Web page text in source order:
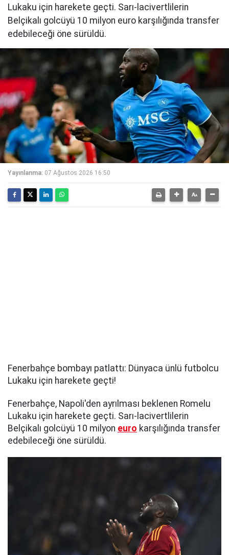
Lukaku için harekete geçti. Sarı-lacivertlilerin
Belçikalı golcüyü 10 milyon euro karşılığında transfer
edebileceği öne sürüldü.
Yayınlanma: 07 Ağustos 2026 16:50
Fenerbahçe bombayı patlattı: Dünyaca ünlü futbolcu
Lukaku için harekete geçti!
Fenerbahçe, Napoli'den ayrılması beklenen Romelu
Lukaku için harekete geçti. Sarı-lacivertlilerin
Belçikalı golcüyü 10 milyon euro karşılığında transfer
edebileceği öne sürüldü.